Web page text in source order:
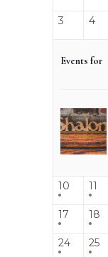
3 4
Events for
10 11
17 18
24 25